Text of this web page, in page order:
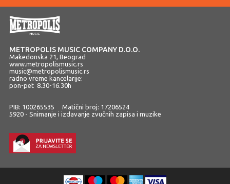
METROPOLIS MUSIC COMPANY D.O.O.
Makedonska 21, Beograd
www.metropolismusic.rs
music@metropolismusic.rs
radno vreme kancelarije:
pon-pet 8.30-16.30h
PIB: 100265535 Matični broj: 17206524
5920 - Snimanje i izdavanje zvučnih zapisa i muzike